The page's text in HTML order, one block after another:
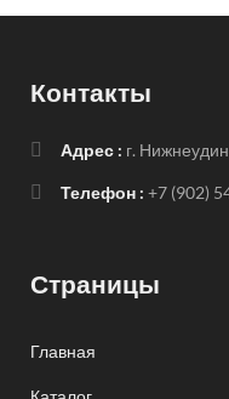
Контакты
Адрес : г.
Телефон : +7 (902)
Страницы
Главная